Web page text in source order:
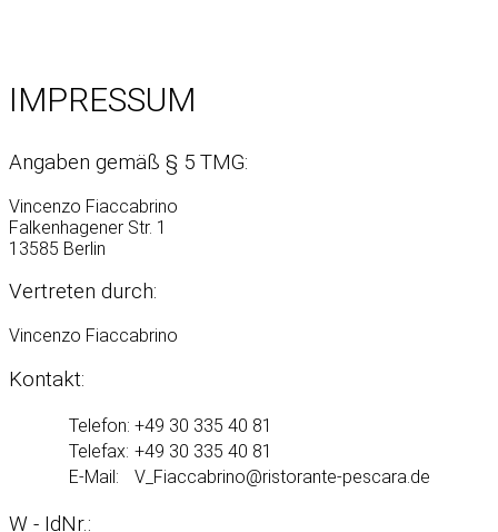
IMPRESSUM
Angaben gemäß § 5 TMG:
Vincenzo Fiaccabrino
Falkenhagener Str. 1
13585 Berlin
Vertreten durch:
Vincenzo Fiaccabrino
Kontakt:
Telefon: +49 30 335 40 81
Telefax: +49 30 335 40 81
E-Mail:
W - IdNr.: